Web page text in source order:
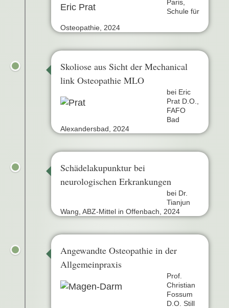
Paris,
Schule für
Osteopathie, 2024
Skoliose aus Sicht der Mechanical
link Osteopathie MLO
bei Eric
Prat D.O.,
FAFO
Bad
Alexandersbad, 2024
Schädelakupunktur bei
neurologischen Erkrankungen
bei Dr.
Tianjun
Wang, ABZ-Mittel in Offenbach, 2024
Angewandte Osteopathie in der
Allgemeinpraxis
Prof.
Christian
Fossum
D.O. Still